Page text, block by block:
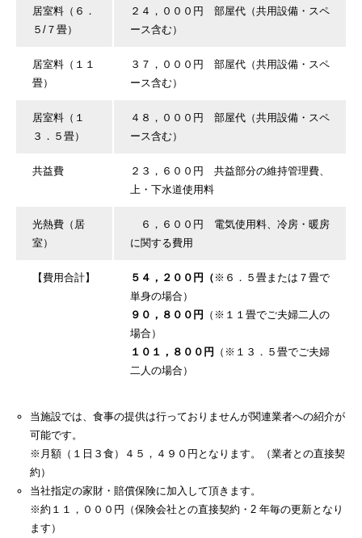
居室料（６．
５/７畳）
２４，０００円 部屋代（共用設備・スペ
ース含む）
居室料（１１
畳）
３７，０００円 部屋代（共用設備・スペ
ース含む）
居室料（１
３．５畳）
４８，０００円 部屋代（共用設備・スペ
ース含む）
共益費
２３，６００円 共益部分の維持管理費、
上・下水道使用料
光熱費（居
室）
６，６００円 電気使用料、冷房・暖房
に関する費用
【費用合計】 ５４，２００円（ ※６．５畳または７畳で
単身の場合）
９０，８００円
（※１１畳でご夫婦二人の
場合）
１０１，８００円
（※１３．５畳でご夫婦
二人の場合）
当施設では、食事の提供は行っておりませんが関連業者への紹介が
可能です。
※月額（１日３食）４５，４９０円となります。（業者との直接契
約）
当社指定の家財・賠償保険に加入して頂きます。
※約１１，０００円（保険会社との直接契約・2 年毎の更新となり
ます）